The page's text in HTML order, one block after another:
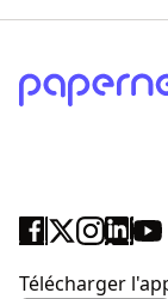
Télécharger